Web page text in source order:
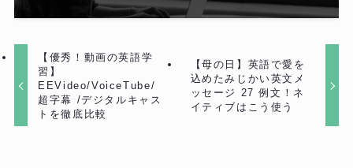
【優秀！動画の英語学
習】
EEVideo/VoiceTube/
超字幕 /デジタルキャス
トを徹底比較
【母の日】英語で愛を
込めたみじかい英文メ
ッセージ 27 例文！ネ
イティブはこう使う